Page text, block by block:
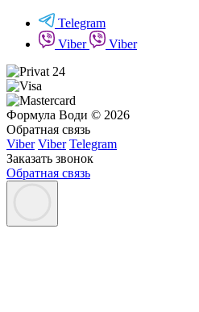
Telegram
Viber
Viber
Формула Води © 2026
Обратная связь
Viber Viber Telegram
Заказать звонок
Обратная связь